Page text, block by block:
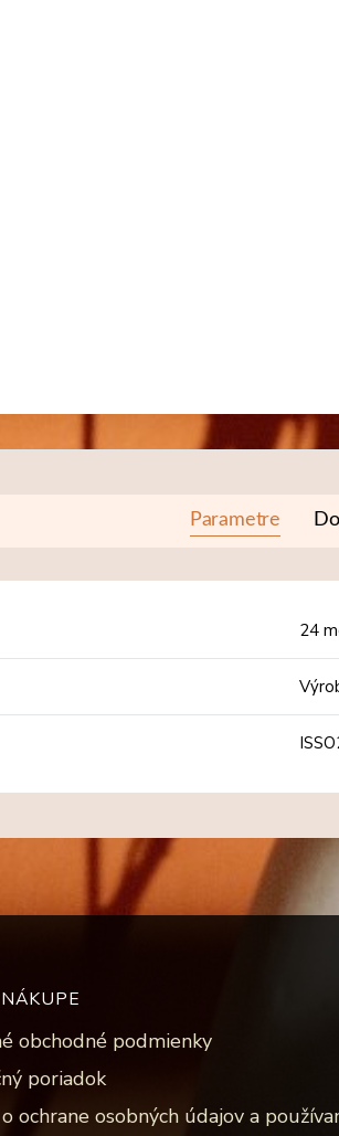
Parametre
24
obchodné podmienky
poriadok
ochrane osobných údajov a